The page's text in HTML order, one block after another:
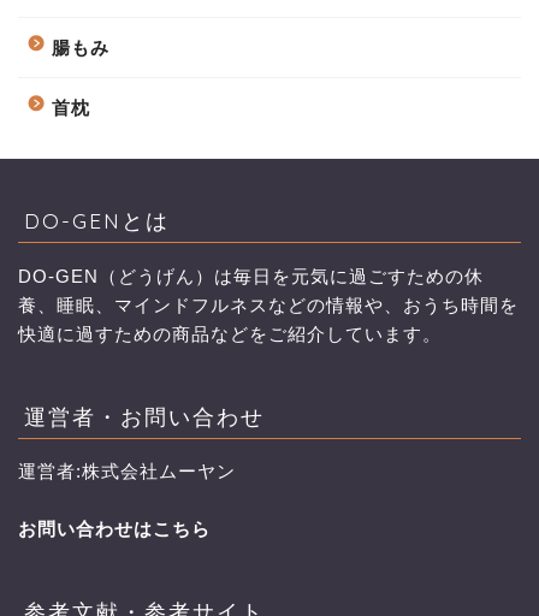
腸もみ
首枕
DO-GENとは
DO-GEN（どうげん）は毎日を元気に過ごすための休
養、睡眠、マインドフルネスなどの情報や、おうち時間を
快適に過すための商品などをご紹介しています。
運営者・お問い合わせ
運営者:株式会社ムーヤン
お問い合わせはこちら